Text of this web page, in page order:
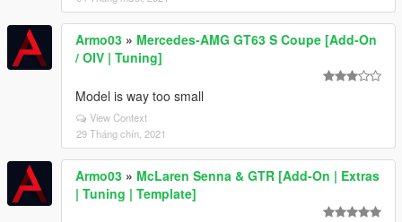
Armo03 » Mercedes-AMG GT63 S Coupe [Add-On
/ OIV | Tuning]
Model is way too small
View Context
29 Tháng chín, 2021
Armo03 » McLaren Senna & GTR [Add-On | Extras
| Tuning | Template]